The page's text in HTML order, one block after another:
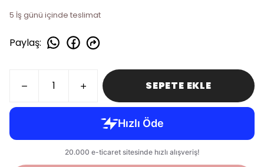
5 İş günü içinde teslimat
Paylaş:
SEPETE EKLE